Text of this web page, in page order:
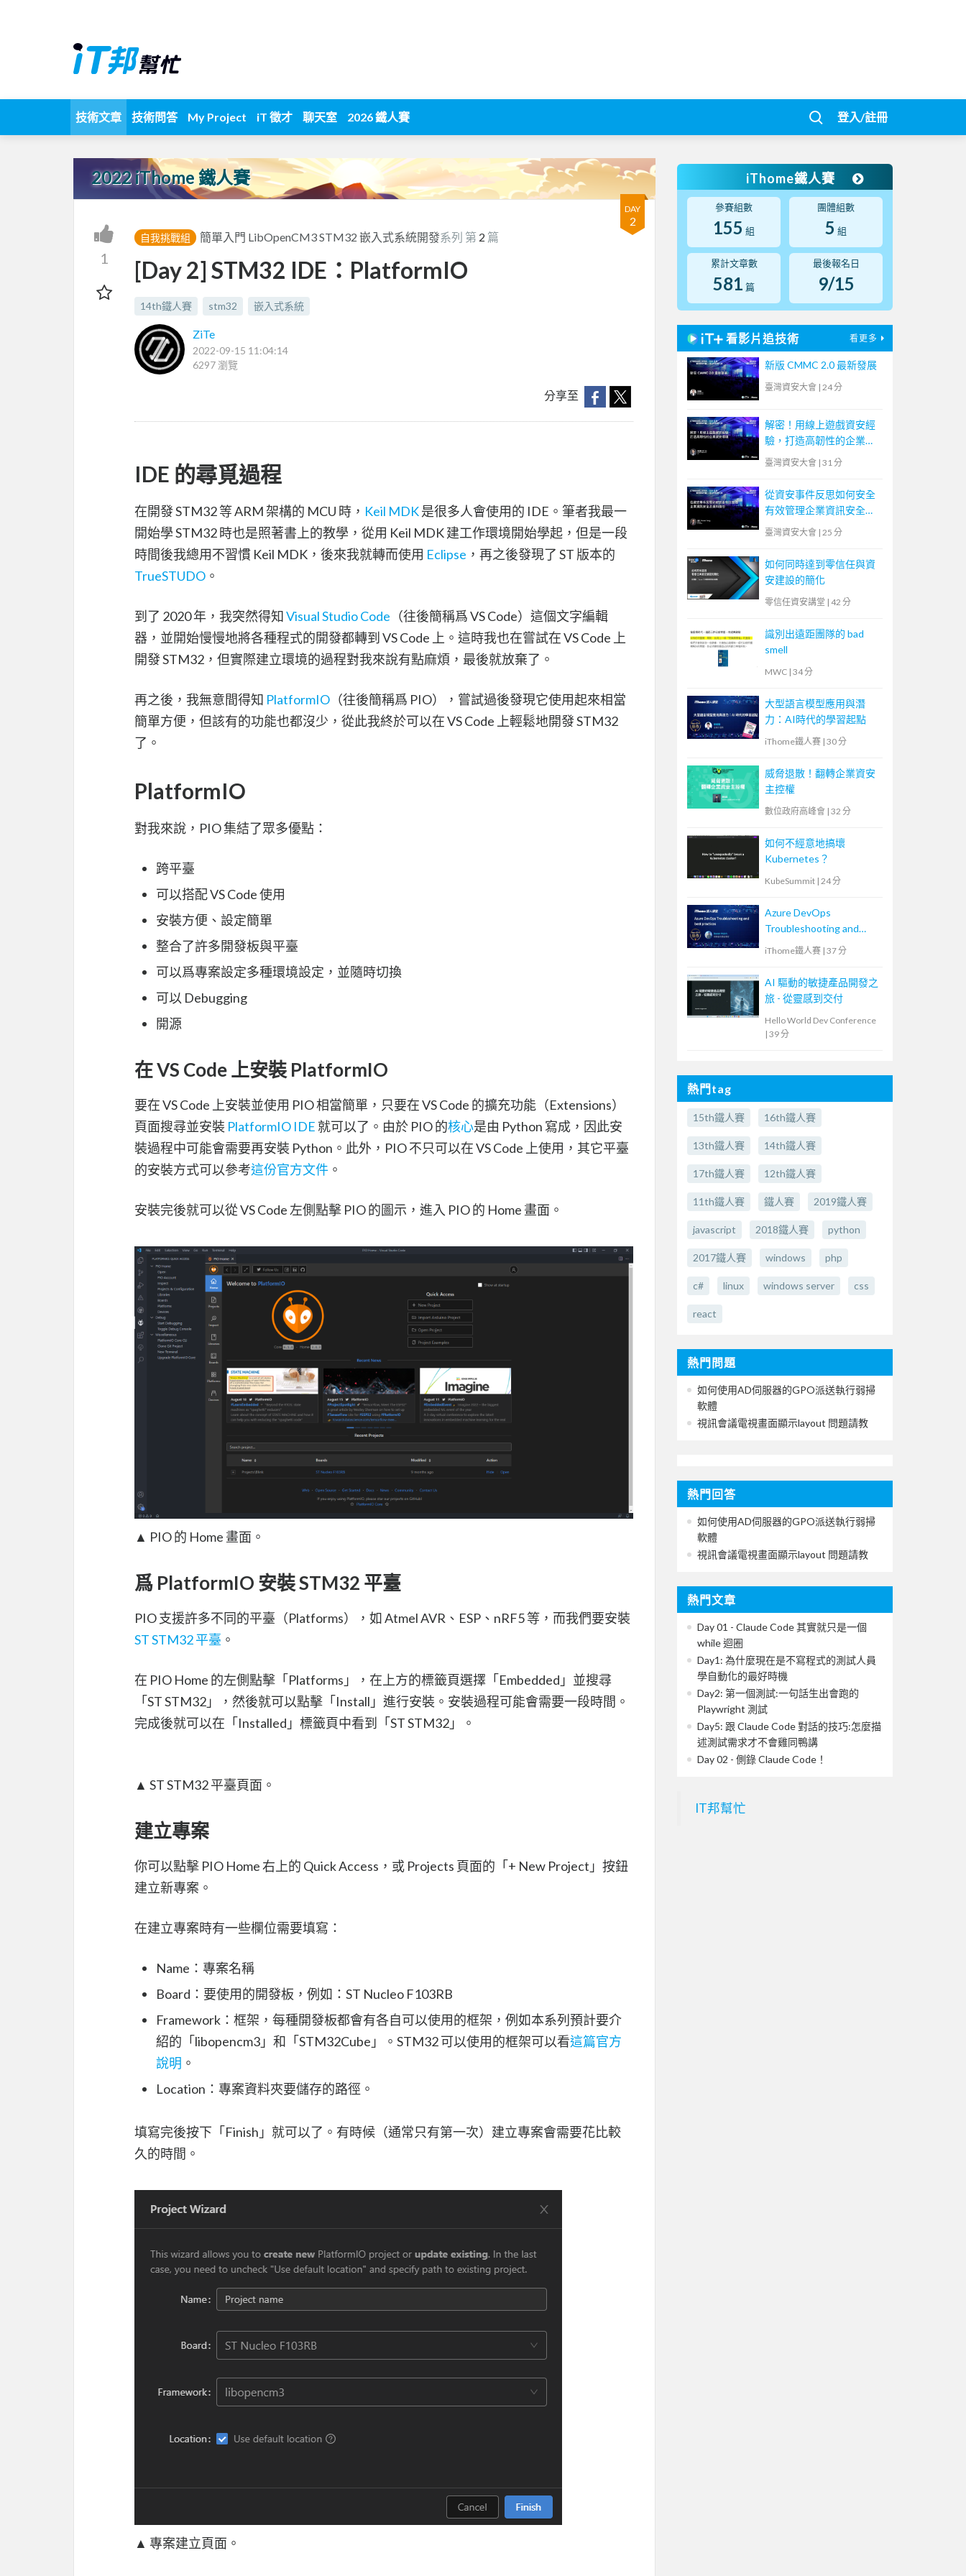
技術文章 技術問答 My Project iT 徵才 聊天室 2026 鐵人賽 登入/註冊
2022 iThome 鐵人賽
DAY
2
1
自我挑戰組 簡單入門 LibOpenCM3 STM32 嵌入式系統開發系列 第 2 篇
[Day 2] STM32 IDE：PlatformIO
14th鐵人賽 stm32 嵌入式系統
ZiTe
2022-09-15 11:04:14
6297 瀏覽
分享至
IDE 的尋覓過程
在開發 STM32 等 ARM 架構的 MCU 時， Keil MDK是很多人會使用的 IDE。筆者我最一
開始學 STM32 時也是照著書上的教學，從用 Keil MDK 建工作環境開始學起，但是一段
時間後我總用不習慣 Keil MDK，後來我就轉而使用 Eclipse ，再之後發現了 ST 版本的
TrueSTUDO 。
到了 2020 年，我突然得知Visual Studio Code （往後簡稱爲 VS Code）這個文字編輯
器，並開始慢慢地將各種程式的開發都轉到 VS Code 上。這時我也在嘗試在 VS Code 上
開發 STM32，但實際建立環境的過程對我來說有點麻煩，最後就放棄了。
再之後，我無意間得知 PlatformIO （往後簡稱爲 PIO），嘗試過後發現它使用起來相當
簡單方便，但該有的功能也都沒少，從此我終於可以在 VS Code 上輕鬆地開發 STM32
了。
PlatformIO
對我來說，PIO 集結了眾多優點：
跨平臺
可以搭配 VS Code 使用
安裝方便、設定簡單
整合了許多開發板與平臺
可以爲專案設定多種環境設定，並隨時切換
可以 Debugging
開源
在 VS Code 上安裝 PlatformIO
要在 VS Code 上安裝並使用 PIO 相當簡單，只要在 VS Code 的擴充功能（Extensions）
頁面搜尋並安裝 PlatformIO IDE 就可以了。由於 PIO 的核心是由 Python 寫成，因此安
裝過程中可能會需要再安裝 Python。此外，PIO 不只可以在 VS Code 上使用，其它平臺
的安裝方式可以參考這份官方文件 。
安裝完後就可以從 VS Code 左側點擊 PIO 的圖示，進入 PIO 的 Home 畫面。
▲ PIO 的 Home 畫面。
爲 PlatformIO 安裝 STM32 平臺
PIO 支援許多不同的平臺（Platforms），如 Atmel AVR、ESP、nRF5 等，而我們要安裝
ST STM32 平臺 。
在 PIO Home 的左側點擊「Platforms」，在上方的標籤頁選擇「Embedded」並搜尋
「ST STM32」，然後就可以點擊「Install」進行安裝。安裝過程可能會需要一段時間。
完成後就可以在「Installed」標籤頁中看到「ST STM32」。
▲ ST STM32 平臺頁面。
建立專案
你可以點擊 PIO Home 右上的 Quick Access，或 Projects 頁面的「+ New Project」按鈕
建立新專案。
在建立專案時有一些欄位需要填寫：
Name：專案名稱
Board：要使用的開發板，例如：ST Nucleo F103RB
Framework：框架，每種開發板都會有各自可以使用的框架，例如本系列預計要介
紹的「libopencm3」和「STM32Cube」。STM32 可以使用的框架可以看這篇官方
說明 。
Location：專案資料夾要儲存的路徑。
填寫完後按下「Finish」就可以了。有時候（通常只有第一次）建立專案會需要花比較
久的時間。
▲ 專案建立頁面。
iThome鐵人賽
參賽組數
155 組
團體組數
5 組
累計文章數
581 篇
最後報名日
9/15
看影片追技術 看更多
新版 CMMC 2.0 最新發展
臺灣資安大會 | 24 分
解密！用線上遊戲資安經
驗，打造高韌性的企業資
安環境
臺灣資安大會 | 31 分
從資安事件反思如何安全
有效管理企業資訊安全及
資料備份
臺灣資安大會 | 25 分
如何同時達到零信任與資
安建設的簡化
零信任資安講堂 | 42 分
識別出遠距團隊的 bad
smell
MWC | 34 分
大型語言模型應用與潛
力：AI時代的學習起點
iThome鐵人賽 | 30 分
威脅退散！翻轉企業資安
主控權
數位政府高峰會 | 32 分
如何不經意地搞壞
Kubernetes？
KubeSummit | 24 分
Azure DevOps
Troubleshooting and
best practices
iThome鐵人賽 | 37 分
AI 驅動的敏捷產品開發之
旅 - 從靈感到交付
Hello World Dev Conference
| 39 分
熱門tag
15th鐵人賽 16th鐵人賽
13th鐵人賽 14th鐵人賽
17th鐵人賽 12th鐵人賽
11th鐵人賽 鐵人賽 2019鐵人賽
javascript 2018鐵人賽 python
2017鐵人賽 windows php
c# linux windows server css
react
熱門問題
如何使用AD伺服器的GPO派送執行弱掃
軟體
視訊會議電視畫面顯示layout 問題請教
熱門回答
如何使用AD伺服器的GPO派送執行弱掃
軟體
視訊會議電視畫面顯示layout 問題請教
熱門文章
Day 01 - Claude Code 其實就只是一個
while 迴圈
Day1: 為什麼現在是不寫程式的測試人員
學自動化的最好時機
Day2: 第一個測試:一句話生出會跑的
Playwright 測試
Day5: 跟 Claude Code 對話的技巧:怎麼描
述測試需求才不會雞同鴨講
Day 02 - 側錄 Claude Code！
IT邦幫忙